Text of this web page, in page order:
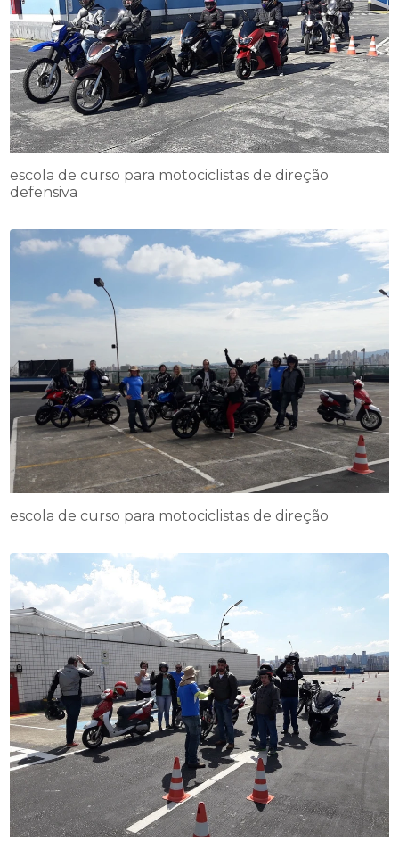
escola de curso para motociclistas de direção
defensiva
escola de curso para motociclistas de direção